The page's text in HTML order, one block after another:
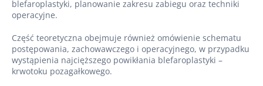
blefaroplastyki, planowanie zakresu zabiegu oraz techniki
operacyjne.
Część teoretyczna obejmuje również omówienie schematu
postępowania, zachowawczego i operacyjnego, w przypadku
wystąpienia najcięższego powikłania blefaroplastyki –
krwotoku pozagałkowego.